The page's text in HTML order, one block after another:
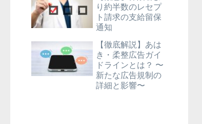
り約半数のレセプ
ト請求の支給留保
通知
【徹底解説】あは
き・柔整広告ガイ
ドラインとは？ 〜
新たな広告規制の
詳細と影響〜